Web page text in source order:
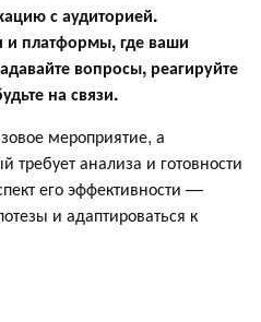
с аудиторией.
и платформы, где ваши
вопросы, реагируйте
на связи.
мероприятие, а
требует анализа и готовности
его эффективности —
и адаптироваться к